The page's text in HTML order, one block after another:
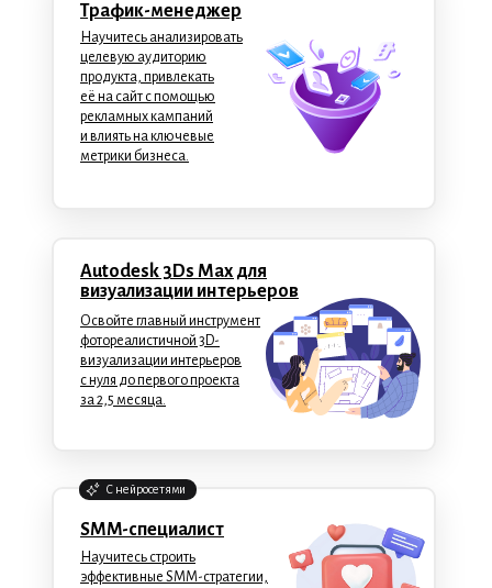
Трафик-менеджер
Научитесь анализировать
целевую аудиторию
продукта, привлекать
её на сайт с помощью
рекламных кампаний
и влиять на ключевые
метрики бизнеса.
SMM-специалист
Научитесь строить
эффективные SMM-стратегии,
C нейросетями
Autodesk 3Ds Max для
визуализации интерьеров
Освойте главный инструмент
фотореалистичной 3D-
визуализации интерьеров
с нуля до первого проекта
за 2,5 месяца.